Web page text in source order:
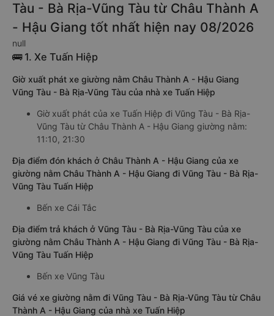
Tàu - Bà Rịa-Vũng Tàu từ Châu Thành A
- Hậu Giang tốt nhất hiện nay 08/2026
null
🚌 1. Xe Tuấn Hiệp
Giờ xuất phát xe giường nằm Châu Thành A - Hậu Giang
Vũng Tàu - Bà Rịa-Vũng Tàu của nhà xe Tuấn Hiệp
Giờ xuất phát của xe Tuấn Hiệp đi Vũng Tàu - Bà Rịa-
Vũng Tàu từ Châu Thành A - Hậu Giang giường nằm:
11:10, 21:30
Địa điểm đón khách ở Châu Thành A - Hậu Giang của xe
giường nằm Châu Thành A - Hậu Giang đi Vũng Tàu - Bà Rịa-
Vũng Tàu Tuấn Hiệp
Bến xe Cái Tắc
Địa điểm trả khách ở Vũng Tàu - Bà Rịa-Vũng Tàu của xe
giường nằm Châu Thành A - Hậu Giang đi Vũng Tàu - Bà Rịa-
Vũng Tàu Tuấn Hiệp
Bến xe Vũng Tàu
Giá vé xe giường nằm đi Vũng Tàu - Bà Rịa-Vũng Tàu từ Châu
Thành A - Hậu Giang của nhà xe Tuấn Hiệp